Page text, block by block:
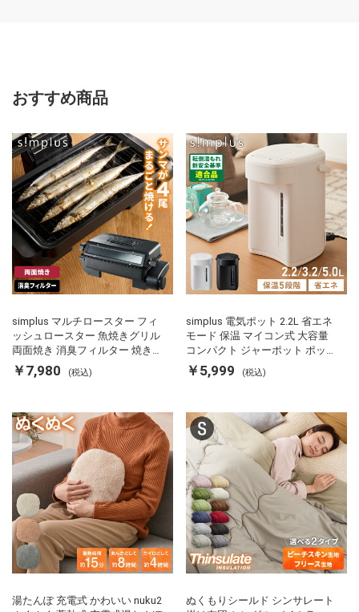
おすすめ商品
simplus マルチロースター フィ
ッシュロースター 魚焼きグリル
両面焼き 消臭フィルター 焼き魚
両面ヒーター タイマー付き SP-
FRS01 マットブラック シンプラ
￥7,980 (税込)
simplus 電気ポット 2.2L 省エネ
モード 保温 マイコン式 大容量
コンパクト ジャーポット ポット
カルキ抜き 空焚き防止 温度調節
軽量 SP-PD22 シンプラス
￥5,999 (税込)
湯たんぽ 充電式 かわいい nuku2
ぬくもりシールド シンサレート